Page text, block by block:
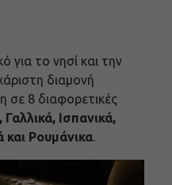
για το νησί και την
διαμονή
σε 8 διαφορετικές
Γαλλικά, Ισπανικά,
και Ρουμάνικα.